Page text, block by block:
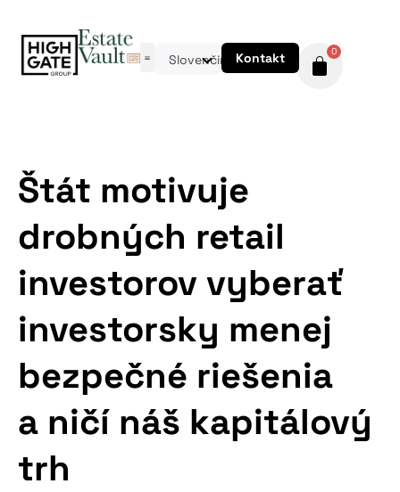
Slovenčina Kontakt 0
Štát motivuje
drobných retail
investorov vyberať
investorsky menej
bezpečné riešenia
a ničí náš kapitálový
trh